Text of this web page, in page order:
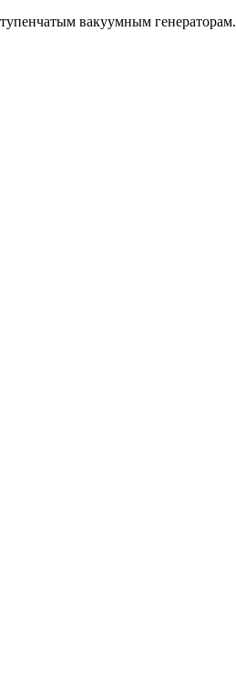
вакуумным генераторам.